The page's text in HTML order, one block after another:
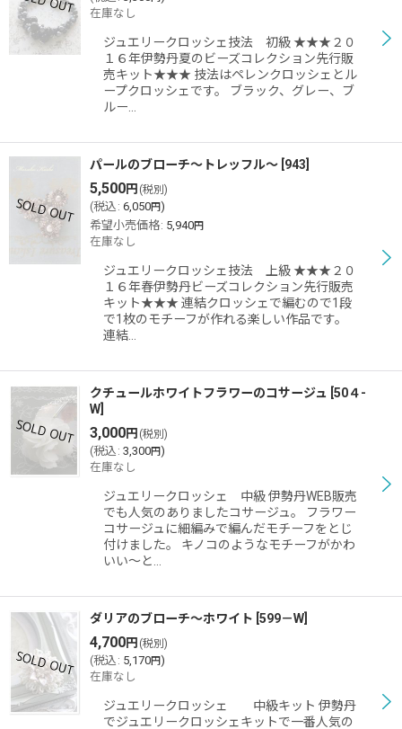
在庫なし
ジュエリークロッシェ技法 初級 ★★★２０
１６年伊勢丹夏のビーズコレクション先行販
売キット★★★ 技法はペレンクロッシェとル
ープクロッシェです。 ブラック、グレー、ブ
ルー…
パールのブローチ〜トレッフル〜 943
5,500円 (税別)
(税込 : 6,050円)
希望小売価格: 5,940円
在庫なし
ジュエリークロッシェ技法 上級 ★★★２０
１６年春伊勢丹ビーズコレクション先行販売
キット★★★ 連結クロッシェで編むので1段
で1枚のモチーフが作れる楽しい作品です。
連結…
クチュールホワイトフラワーのコサージュ 50４-
W
3,000円 (税別)
(税込 : 3,300円)
在庫なし
ジュエリークロッシェ 中級 伊勢丹WEB販売
でも人気のありましたコサージュ。 フラワー
コサージュに細編みで編んだモチーフをとじ
付けました。 キノコのようなモチーフがかわ
いい〜と…
ダリアのブローチ〜ホワイト 599－W
4,700円 (税別)
(税込 : 5,170円)
在庫なし
ジュエリークロッシェ 中級キット 伊勢丹
でジュエリークロッシェキットで一番人気の